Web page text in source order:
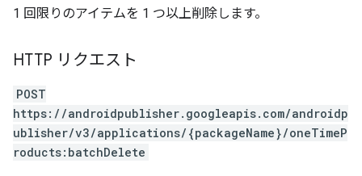
1 回限りのアイテムを 1 つ以上削除します。
HTTP リクエスト
POST
https://androidpublisher.googleapis.com/androidp
ublisher/v3/applications/{packageName}/oneTimeP
roducts:batchDelete